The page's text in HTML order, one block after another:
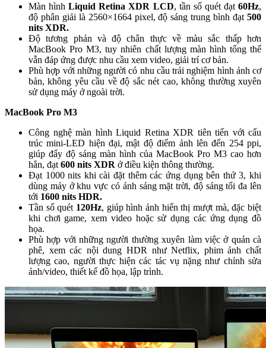
Màn hìnhLiquid Retina XDR LCD, tần số quét đạt60Hz,
độ phân giải là 2560×1664 pixel, độ sáng trung bình đạt 500
nits XDR.
Độ tương phản và độ chân thực về màu sắc thấp hơn
MacBook Pro M3, tuy nhiên chất lượng màn hình tổng thể
vẫn đáp ứng được nhu cầu xem video, giải trí cơ bản.
Phù hợp với những người có nhu cầu trải nghiệm hình ảnh cơ
bản, không yêu cầu về độ sắc nét cao, không thường xuyên
sử dụng máy ở ngoài trời.
MacBook Pro M3
Công nghệ màn hình Liquid Retina XDR tiên tiến với cấu
trúc mini-LED hiện đại, mật độ điểm ảnh lên đến 254 ppi,
giúp đẩy độ sáng màn hình của MacBook Pro M3 cao hơn
hẳn, đạt 600 nits XDR ở điều kiện thông thường.
Đạt 1000 nits khi cài đặt thêm các ứng dụng bên thứ 3, khi
dùng máy ở khu vực có ánh sáng mặt trời, độ sáng tối đa lên
tới 1600 nits HDR.
Tần số quét 120Hz, giúp hình ảnh hiển thị mượt mà, đặc biệt
khi chơi game, xem video hoặc sử dụng các ứng dụng đồ
họa.
Phù hợp với những người thường xuyên làm việc ở quán cà
phê, xem các nội dung HDR như Netflix, phim ảnh chất
lượng cao, người thực hiện các tác vụ nặng như chỉnh sửa
ảnh/video, thiết kế đồ họa, lập trình.